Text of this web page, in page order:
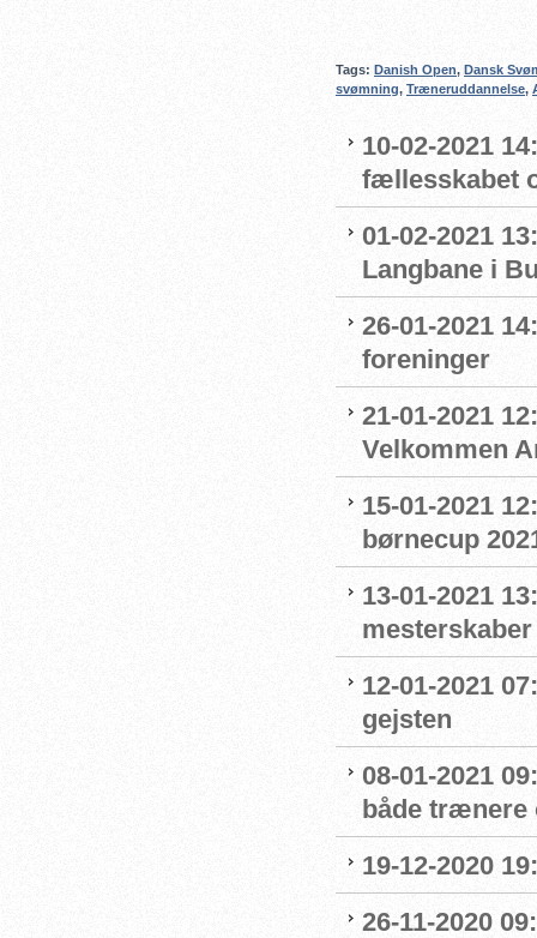
Tags: Danish Open, Dansk
svømning, Træneruddannelse,
10-02-2021
fællesskabet
01-02-2021
Langbane i
26-01-2021
foreninger
21-01-2021
Velkommen
15-01-2021
børnecup
13-01-2021
mesterskaber
12-01-2021
gejsten
08-01-2021
både
19-12-2020
26-11-2020